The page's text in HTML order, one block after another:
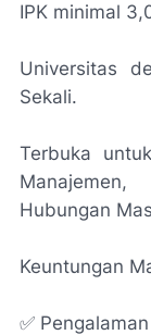
IPK minimal
Universitas
Sekali.
Terbuka
Hubungan
Keuntungan
✅